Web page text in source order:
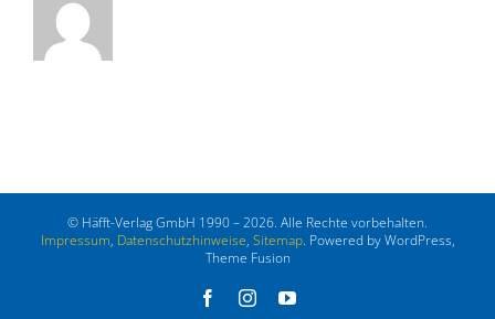
© Häfft-Verlag GmbH 1990 – 2026. Alle Rechte vorbehalten.
Impressum, Datenschutzhinweise, Sitemap. Powered by WordPress,
Theme Fusion
FacebookInstagramYouTube